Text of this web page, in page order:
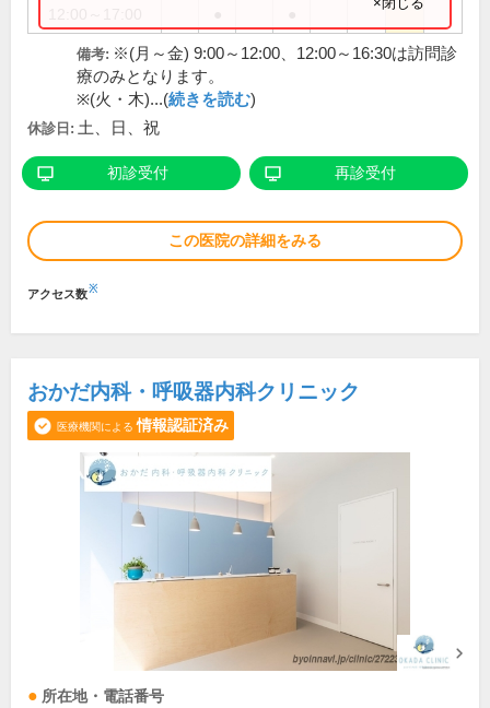
備考: ※(月～金) 9:00～12:00、12:00～16:30は訪問診
療のみとなります。
※(火・木)...(続きを読む)
休診日: 土、日、祝
初診受付 再診受付
この医院の詳細をみる
アクセス数※
おかだ内科・呼吸器内科クリニック
医療機関による 情報認証済み
所在地・電話番号